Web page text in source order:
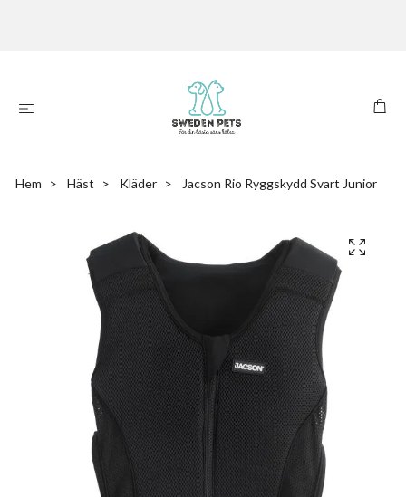
Hem Häst Kläder Jacson Rio Ryggskydd Svart Junior